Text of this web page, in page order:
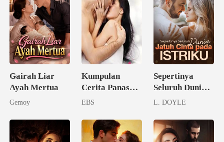
Gairah Liar
Ayah Mertua
Gemoy
Kumpulan
Cerita Panas
Nan Membara
EBS
Sepertinya
Seluruh Dunia
Jatuh Cinta
L. DOYLE